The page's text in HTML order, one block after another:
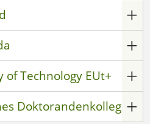
Technology EUt+
Doktorandenkolleg